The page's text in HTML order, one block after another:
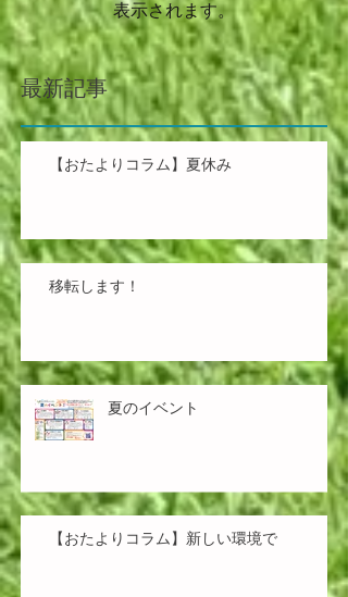
表示されます。
最新記事
【おたよりコラム】夏休み
移転します！
夏のイベント
【おたよりコラム】新しい環境で